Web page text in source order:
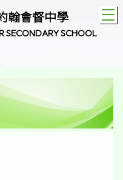
翰會督中學
SECONDARY SCHOOL